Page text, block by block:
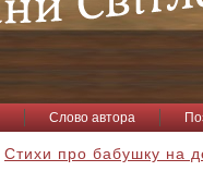
Слово автора
Стихи про бабушку на